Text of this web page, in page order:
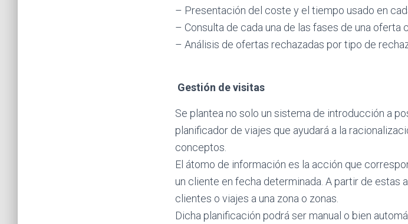
– Presentación del coste y el tiempo usado en
– Consulta de cada una de las fases de una
– Análisis de ofertas rechazadas por tipo de
Gestión de visitas
Se plantea no solo un sistema de introducción a
planificador de viajes que ayudará a la
conceptos.
El átomo de información es la acción que
un cliente en fecha determinada. A partir de estas
clientes o viajes a una zona o zonas.
Dicha planificación podrá ser manual o bien